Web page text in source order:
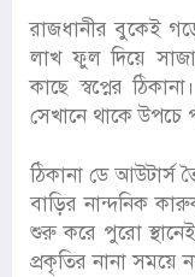
রাজধানীর বুকেই
লাখ ফুল দিয়ে
কাছে স্বপ্নের
সেখানে থাকে উপচে
ঠিকানা ডে আউটার্স
বাড়ির নান্দনিক
শুরু করে পুরো
প্রকৃতির নানা সময়ে